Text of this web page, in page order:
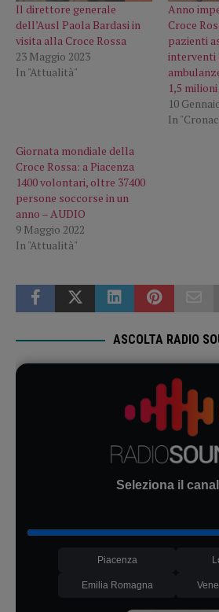
Il direttore generale
dell’Ausl Paola Bardasi in
visita alla Croce Rossa
23 Maggio 2023
In "Attualità"
Anno
Croce
pazienti
interventi
1,5
10
In
Giornata mondiale della
Croce Rossa: a Piacenza
1400 volontari, oltre 37400
persone soccorse in un
anno – AUDIO
9 Maggio 2022
In "Attualità"
ASCOLTA RADIO
Seleziona il
Piacenza
Emilia Romagna